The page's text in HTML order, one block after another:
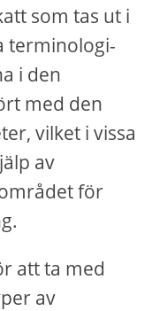
som tas ut i
terminologi-
i den
med den
vilket i vissa
av
för
att ta med
av